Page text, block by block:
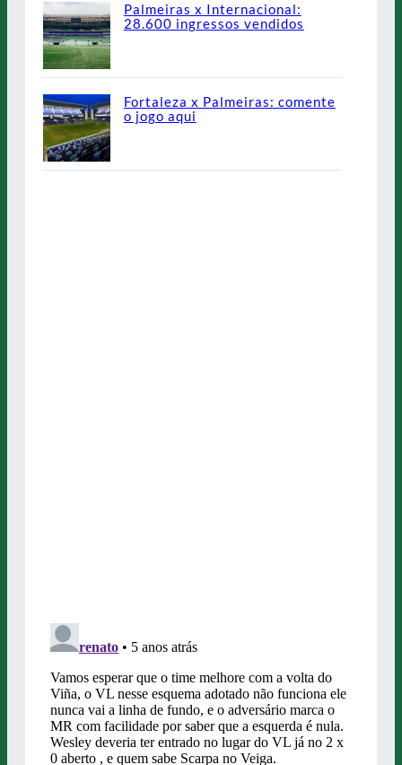
Palmeiras x Internacional:
28.600 ingressos vendidos
Fortaleza x Palmeiras: comente
o jogo aqui